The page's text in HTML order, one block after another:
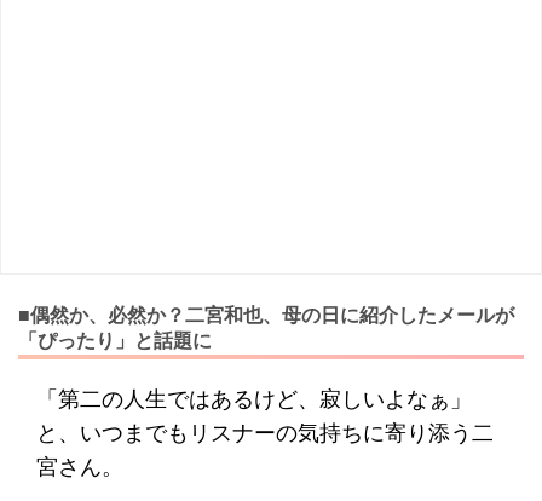
■偶然か、必然か？二宮和也、母の日に紹介したメールが
「ぴったり」と話題に
「第二の人生ではあるけど、寂しいよなぁ」
と、いつまでもリスナーの気持ちに寄り添う二
宮さん。